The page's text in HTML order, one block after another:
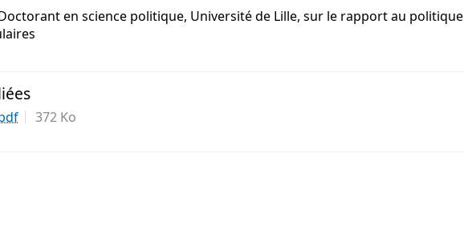
en science politique, Université de Lille, sur le rapport au politique
372 Ko